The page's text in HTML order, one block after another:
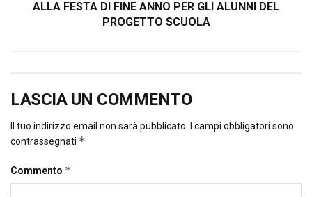
ALLA FESTA DI FINE ANNO PER GLI ALUNNI DEL
PROGETTO SCUOLA
LASCIA UN COMMENTO
Il tuo indirizzo email non sarà pubblicato.
I campi obbligatori sono
contrassegnati *
Commento *